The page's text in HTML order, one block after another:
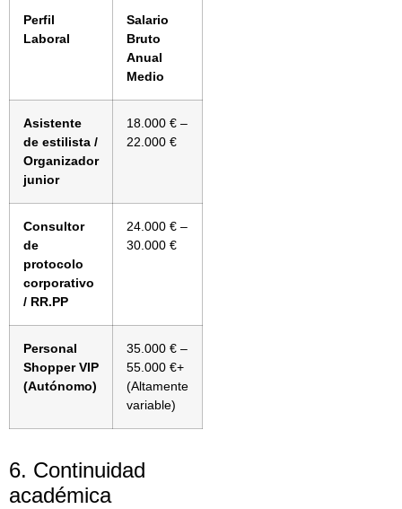
Perfil
Laboral
Salario
Bruto
Anual
Medio
Asistente
de estilista /
Organizador
junior
18.000 € –
22.000 €
Consultor
de
protocolo
corporativo
/ RR.PP
24.000 € –
30.000 €
Personal
Shopper VIP
(Autónomo)
35.000 € –
55.000 €+
(Altamente
variable)
6. Continuidad
académica